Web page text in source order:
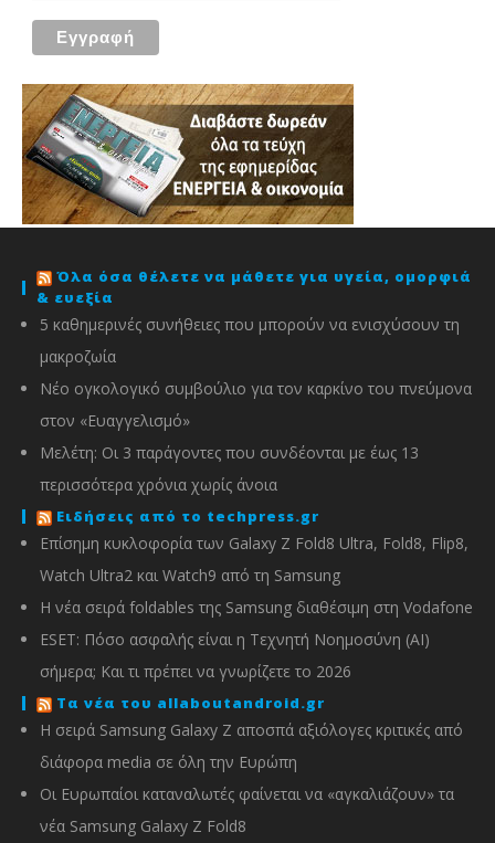
Όλα όσα θέλετε να μάθετε για υγεία, ομορφιά
& ευεξία
5 καθημερινές συνήθειες που μπορούν να ενισχύσουν τη
μακροζωία
Νέο ογκολογικό συμβούλιο για τον καρκίνο του πνεύμονα
στον «Ευαγγελισμό»
Μελέτη: Οι 3 παράγοντες που συνδέονται με έως 13
περισσότερα χρόνια χωρίς άνοια
Ειδήσεις από το techpress.gr
Επίσημη κυκλοφορία των Galaxy Z Fold8 Ultra, Fold8, Flip8,
Watch Ultra2 και Watch9 από τη Samsung
Η νέα σειρά foldables της Samsung διαθέσιμη στη Vodafone
ESET: Πόσο ασφαλής είναι η Τεχνητή Νοημοσύνη (AI)
σήμερα; Και τι πρέπει να γνωρίζετε το 2026
Τα νέα του allaboutandroid.gr
Η σειρά Samsung Galaxy Z αποσπά αξιόλογες κριτικές από
διάφορα media σε όλη την Ευρώπη
Οι Ευρωπαίοι καταναλωτές φαίνεται να «αγκαλιάζουν» τα
νέα Samsung Galaxy Z Fold8